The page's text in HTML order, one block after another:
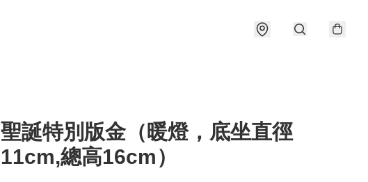
聖誕特別版金（暖燈，底坐直徑
11cm,總高16cm）